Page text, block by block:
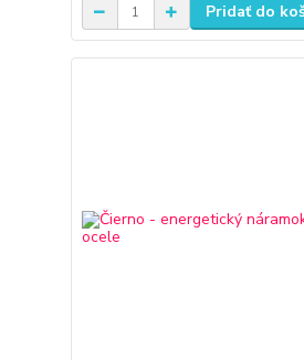
Pridať do